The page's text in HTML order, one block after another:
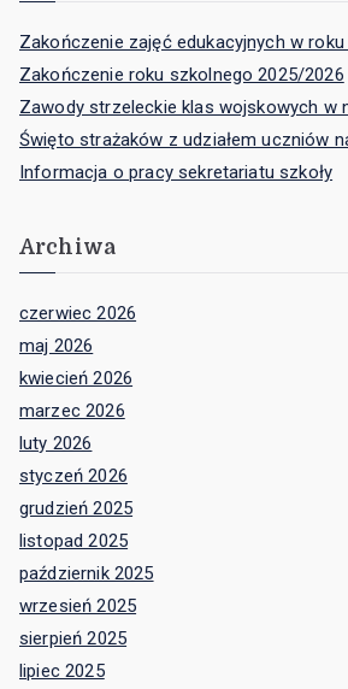
Zakończenie zajęć edukacyjnych w
Zakończenie roku szkolnego 2025/2026
Zawody strzeleckie klas wojskowych w
Święto strażaków z udziałem uczniów
Informacja o pracy sekretariatu szkoły
Archiwa
czerwiec 2026
maj 2026
kwiecień 2026
marzec 2026
luty 2026
styczeń 2026
grudzień 2025
listopad 2025
październik 2025
wrzesień 2025
sierpień 2025
lipiec 2025